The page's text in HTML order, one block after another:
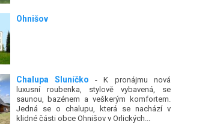
Ohnišov
Chalupa Sluníčko - K pronájmu nová
luxusní roubenka, stylově vybavená, se
saunou, bazénem a veškerým komfortem.
Jedná se o chalupu, která se nachází v
klidné části obce Ohnišov v Orlických...